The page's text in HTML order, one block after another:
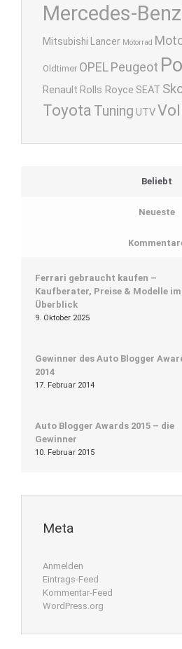
Mercedes-Benz
Mitsubishi Lancer Motorrad
Oldtimer OPELPeugeot
Renault Rolls Royce SEAT
Toyota Tuning UTV
Beliebt
Neueste
Ferrari gebraucht kaufen –
Kaufberater, Preise & Modelle im
Überblick
9. Oktober 2025
Gewinner des Auto Blogger
2014
17. Februar 2014
Auto Blogger Awards 2015 – die
Gewinner
10. Februar 2015
Meta
Anmelden
Eintrags-Feed
Kommentar-Feed
WordPress.org